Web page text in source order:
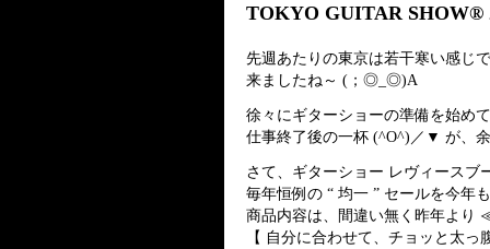
TOKYO GUITAR SHOW®
先週あたりの東京は若干寒い感じ
来ましたね～ (；◎_◎)A
徐々にギターショーの準備を始め
仕事終了後の一杯 (^O^)／▼ が、
さて、ギターショー レヴィースブ
毎年恒例の “ 均一 ” セールを今年
商品内容は、間違い無く昨年よ
【 自分に合わせて、チョッと太